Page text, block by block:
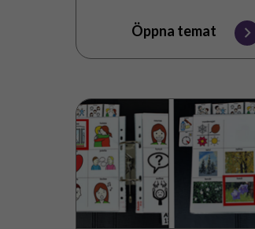
Öppna temat
Att
kommunicera
med
nyckelord
eller
fraser